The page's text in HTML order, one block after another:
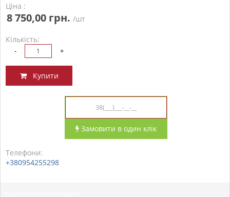
Ціна :
8 750,00 грн. /шт
Кількість:
- +
Купити
Замовити в один клік
Телефони:
+380954255298